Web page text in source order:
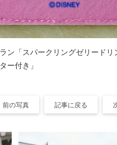
ン「スパークリングゼリード
ー付き」
前の写真 記事に戻る